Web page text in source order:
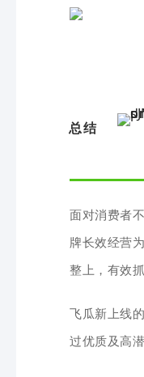
总结
面对消费者
牌长效经营
整上，有效
飞瓜新上线
过优质及高